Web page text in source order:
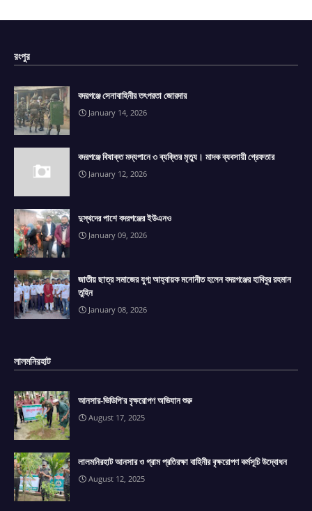
রংপুর
বদরগঞ্জে সেনাবাহিনীর তৎপরতা জোরদার
January 14, 2026
বদরগঞ্জে বিষাক্ত মদ্যপানে ৩ ব্যক্তির মৃত্যু। মাদক ব্যবসায়ী গ্রেফতার
January 12, 2026
দুস্থদের পাশে বদরগঞ্জের ইউএনও
January 09, 2026
জাতীয় ছাত্র সমাজের যুগ্ম আহ্বায়ক মনোনীত হলেন বদরগঞ্জের হাবিবুর রহমান
তুহিন
January 08, 2026
লালমনিরহাট
আনসার-ভিডিপি'র বৃক্ষরোপণ অভিযান শুরু
August 17, 2025
লালমনিরহাট আনসার ও গ্রাম প্রতিরক্ষা বাহিনীর বৃক্ষরোপণ কর্মসূচি উদ্বোধন
August 12, 2025